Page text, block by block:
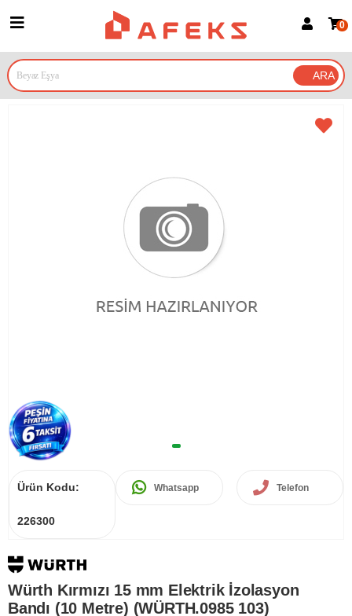
Google İle Bağlan
0
Ürün Kodu:
226300
Whatsapp Telefon
Würth Kırmızı 15 mm Elektrik İzolasyon
Bandı (10 Metre) (WÜRTH.0985 103)